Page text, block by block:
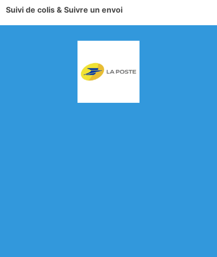
Suivi de colis & Suivre un envoi